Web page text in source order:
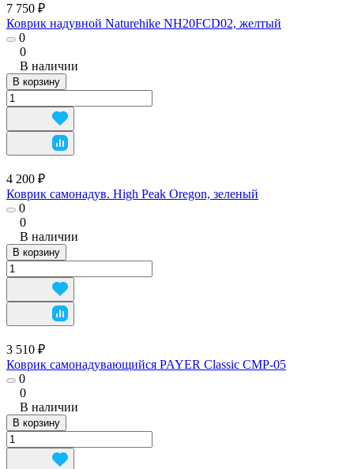
7 750 ₽
Коврик надувной Naturehike NH20FCD02, желтый
0
0
В наличии
В корзину
4 200 ₽
Коврик самонадув. High Peak Oregon, зеленый
0
0
В наличии
В корзину
3 510 ₽
Коврик самонадувающийся PAYER Classic CMP-05
0
0
В наличии
В корзину